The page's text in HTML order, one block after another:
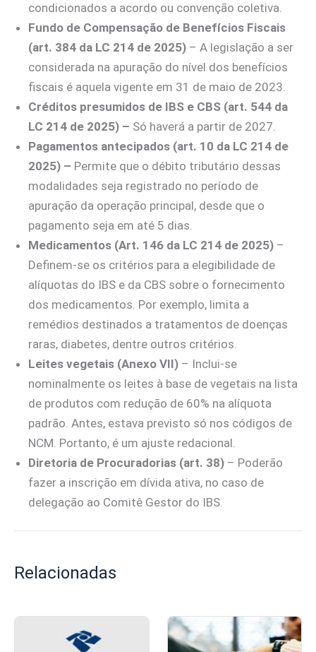
condicionados a acordo ou convenção coletiva.
Fundo de Compensação de Benefícios Fiscais
(art. 384 da LC 214 de 2025) – A legislação a ser
considerada na apuração do nível dos benefícios
fiscais é aquela vigente em 31 de maio de 2023.
Créditos presumidos de IBS e CBS (art. 544 da
LC 214 de 2025) – Só haverá a partir de 2027.
Pagamentos antecipados (art. 10 da LC 214 de
2025) – Permite que o débito tributário dessas
modalidades seja registrado no período de
apuração da operação principal, desde que o
pagamento seja em até 5 dias.
Medicamentos (Art. 146 da LC 214 de 2025) –
Definem-se os critérios para a elegibilidade de
alíquotas do IBS e da CBS sobre o fornecimento
dos medicamentos. Por exemplo, limita a
remédios destinados a tratamentos de doenças
raras, diabetes, dentre outros critérios.
Leites vegetais (Anexo VII) – Inclui-se
nominalmente os leites à base de vegetais na lista
de produtos com redução de 60% na alíquota
padrão. Antes, estava previsto só nos códigos de
NCM. Portanto, é um ajuste redacional.
Diretoria de Procuradorias (art. 38) – Poderão
fazer a inscrição em dívida ativa, no caso de
delegação ao Comitê Gestor do IBS.
Relacionadas